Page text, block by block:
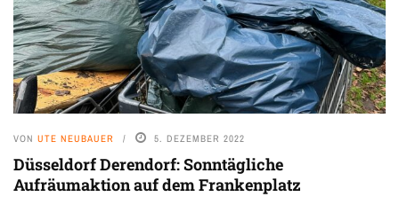
VON UTE NEUBAUER 5. DEZEMBER 2022
Düsseldorf Derendorf: Sonntägliche
Aufräumaktion auf dem Frankenplatz